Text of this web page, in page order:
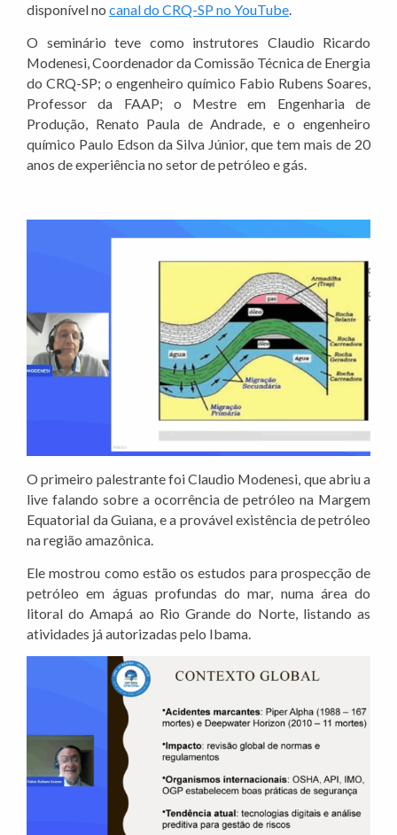
disponível no canal do CRQ-SP no YouTube.
O seminário teve como instrutores Claudio Ricardo
Modenesi, Coordenador da Comissão Técnica de Energia
do CRQ-SP; o engenheiro químico Fabio Rubens Soares,
Professor da FAAP; o Mestre em Engenharia de
Produção, Renato Paula de Andrade, e o engenheiro
químico Paulo Edson da Silva Júnior, que tem mais de 20
anos de experiência no setor de petróleo e gás.
O primeiro palestrante foi Claudio Modenesi, que abriu a
live falando sobre a ocorrência de petróleo na Margem
Equatorial da Guiana, e a provável existência de petróleo
na região amazônica.
Ele mostrou como estão os estudos para prospecção de
petróleo em águas profundas do mar, numa área do
litoral do Amapá ao Rio Grande do Norte, listando as
atividades já autorizadas pelo Ibama.